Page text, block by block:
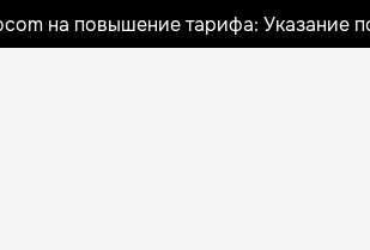
на повышение тарифа: Указание